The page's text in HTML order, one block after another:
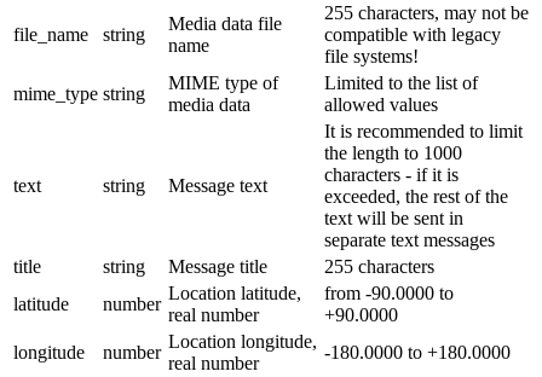
file_name string
Media data file
name
255 characters, may not be
compatible with legacy
file systems!
mime_type string
MIME type of
media data
Limited to the list of
allowed values
text string Message text
It is recommended to limit
the length to 1000
characters - if it is
exceeded, the rest of the
text will be sent in
separate text messages
title
string Message title
255 characters
latitude
number
Location latitude,
real number
from -90.0000 to
+90.0000
longitude
number
Location longitude,
real number
-180.0000 to +180.0000